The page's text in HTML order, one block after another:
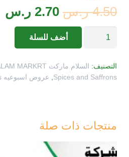
4.50 ر.س السعر
الأصلي
هو:
4.50 ر.س.
2.70 ر.س
كمية
100غرام
أضف للسلة
التصنيف: السلام ماركت ALSALAM MARKRT
Spices and Saffrons
, عروض اسبوعيه Weekly offers
منتجات ذات صلة